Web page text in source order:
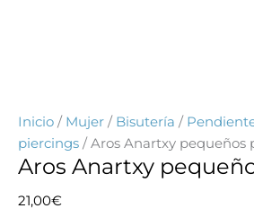
Inicio / Mujer / Bisutería /
piercings / Aros Anartxy pequeños
Aros Anartxy
21,00€